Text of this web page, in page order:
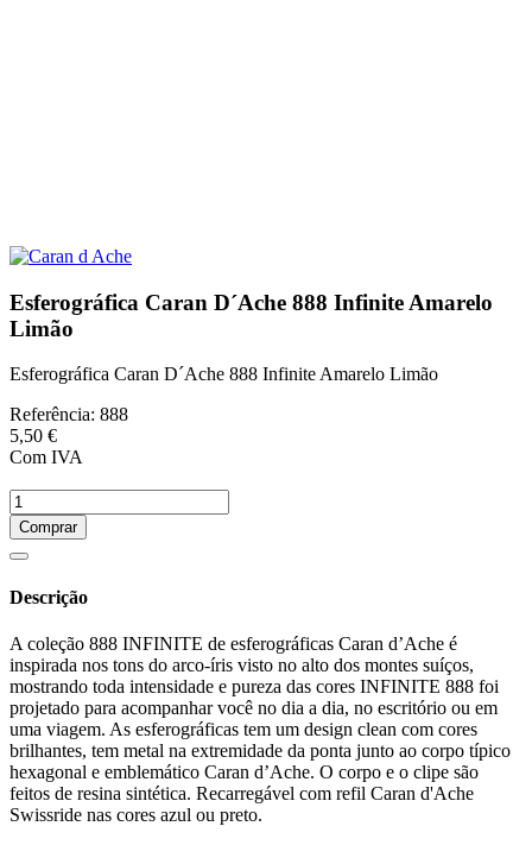
Esferográfica Caran D´Ache 888 Infinite Amarelo
Limão
Esferográfica Caran D´Ache 888 Infinite Amarelo Limão
Referência: 888
5,50 €
Com IVA
Comprar
Descrição
A coleção 888 INFINITE de esferográficas Caran d’Ache é
inspirada nos tons do arco-íris visto no alto dos montes suíços,
mostrando toda intensidade e pureza das cores INFINITE 888 foi
projetado para acompanhar você no dia a dia, no escritório ou em
uma viagem. As esferográficas tem um design clean com cores
brilhantes, tem metal na extremidade da ponta junto ao corpo típico
hexagonal e emblemático Caran d’Ache. O corpo e o clipe são
feitos de resina sintética. Recarregável com refil Caran d'Ache
Swissride nas cores azul ou preto.